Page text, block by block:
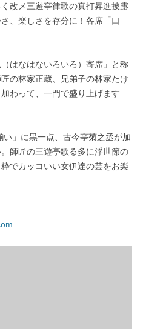
改メ三遊亭律歌の真打昇進披露
、楽しさを存分に！各席「口
はなはないろいろ）寄席」と称
の林家正蔵、兄弟子の林家たけ
わって、一門で盛り上げます
」に黒一点、古今亭菊之丞が加
師匠の三遊亭歌る多に浮世節の
でカッコいい女伊達の芸をお楽